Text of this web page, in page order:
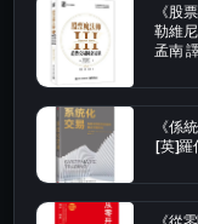
《股
勒維
孟南
《係
[英]羅